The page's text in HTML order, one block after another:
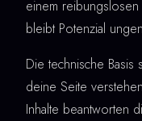
einem
bleibt Potenzial
Die technische Basis
deine Seite
Inhalte beantworten